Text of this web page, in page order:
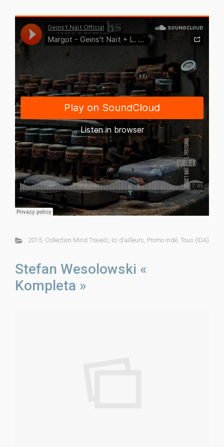
2015, Collection Mind Travels, Ici d'ailleurs, Promo indé, Tous (IDA)
Stefan Wesolowski «
Kompleta »